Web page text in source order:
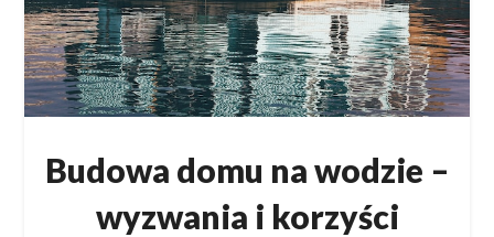
Budowa domu na wodzie –
wyzwania i korzyści